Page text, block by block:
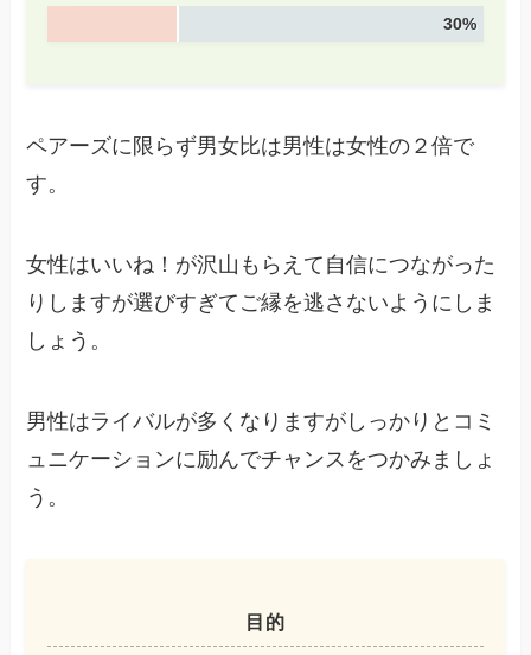
30%
ペアーズに限らず男女比は男性は女性の２倍で
す。
女性はいいね！が沢山もらえて自信につながった
りしますが選びすぎてご縁を逃さないようにしま
しょう。
男性はライバルが多くなりますがしっかりとコミ
ュニケーションに励んでチャンスをつかみましょ
う。
目的